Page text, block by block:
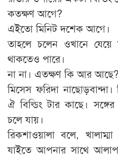
কতক্ষণ আগে?
এইতো মিনিট দশেক আগে।
তাহলে চলেন ওখানে
থাকতেও পারে।
না না। এতক্ষণ কি আর আছে?
মিসেস ফরিদা
ঐ বিল্ডিং টার কাছে।
চলে যায়।
রিকশাওয়ালা বলে,
যাইতে আপনার সাথে